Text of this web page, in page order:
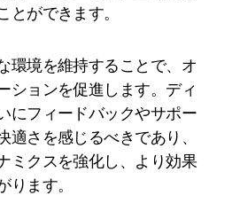
ができます。
環境を維持することで、オ
ションを促進します。ディ
にフィードバックやサポー
適さを感じるべきであり、
ミクスを強化し、より効果
ます。